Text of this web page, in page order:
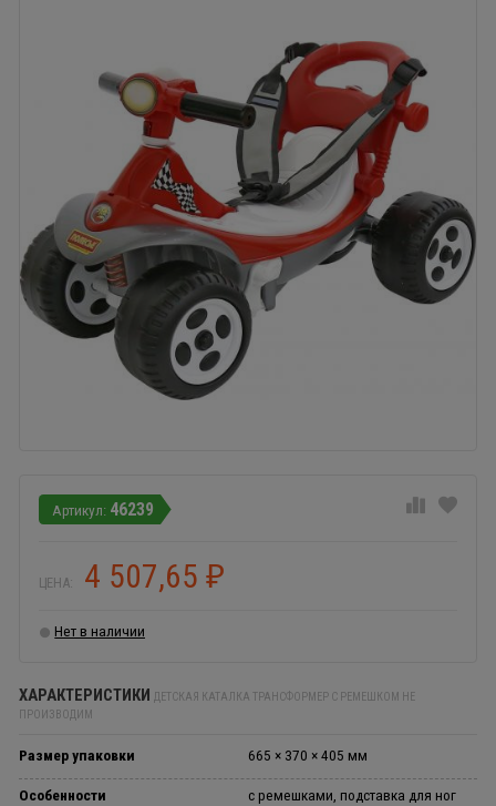
46239
ЦЕНА: 4 507,65 ₽
Нет в наличии
ХАРАКТЕРИСТИКИ ДЕТСКАЯ КАТАЛКА ТРАНСФОРМЕР С РЕМЕШКОМ НЕ
ПРОИЗВОДИМ
Размер упаковки 665 × 370 × 405 мм
Особенности с ремешками, подставка для ног